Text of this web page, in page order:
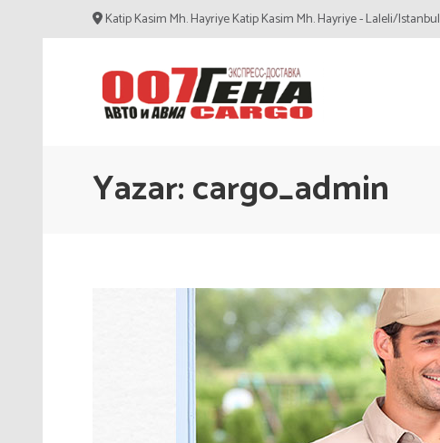
atla
Katip Kasim Mh. Hayriye Katip Kasim Mh. Hayriye - Laleli/Istanbul
Yazar:cargo_admin